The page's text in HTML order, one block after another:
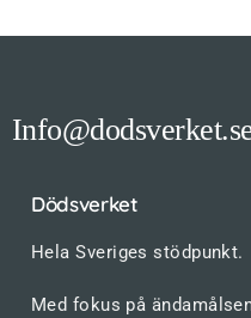
Dödsverket
Hela Sveriges stödpunkt.
Med fokus på